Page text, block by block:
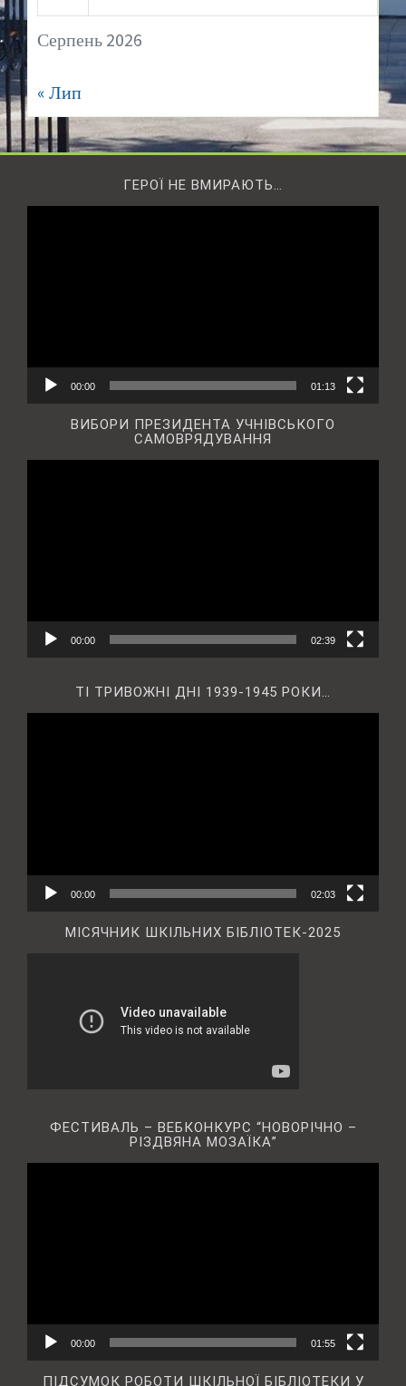
Серпень 2026
« Лип
ГЕРОЇ НЕ ВМИРАЮТЬ…
00:00 01:13
ВИБОРИ ПРЕЗИДЕНТА УЧНІВСЬКОГО
САМОВРЯДУВАННЯ
00:00 02:39
ТІ ТРИВОЖНІ ДНІ 1939-1945 РОКИ…
00:00 02:03
МІСЯЧНИК ШКІЛЬНИХ БІБЛІОТЕК-2025
ФЕСТИВАЛЬ – ВЕБКОНКУРС “НОВОРІЧНО –
РІЗДВЯНА МОЗАЇКА”
00:00 01:55
ПІДСУМОК РОБОТИ ШКІЛЬНОЇ БІБЛІОТЕКИ У